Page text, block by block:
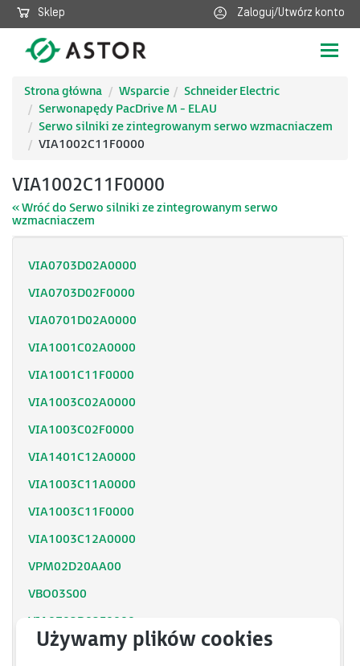
Sklep Zaloguj/Utwórz konto
Strona główna
Wsparcie
Schneider Electric
Serwonapędy PacDrive M - ELAU
Serwo silniki ze zintegrowanym serwo wzmacniaczem
VIA1002C11F0000
VIA1002C11F0000
« Wróć do Serwo silniki ze zintegrowanym serwo
wzmacniaczem
VIA0703D02A0000
VIA0703D02F0000
VIA0701D02A0000
VIA1001C02A0000
VIA1001C11F0000
VIA1003C02A0000
VIA1003C02F0000
VIA1401C12A0000
VIA1003C11A0000
VIA1003C11F0000
VIA1003C12A0000
VPM02D20AA00
VBO03S00
VIA0702D02F0000
VIL2C123000AA00